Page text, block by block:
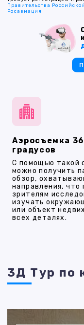
Аэросъемка
градусов
С помощью такой
можно получить
обзор,
направления, что
зрителям
изучать
или объект
всех деталях.
Правительства
Росавиация
3Д Тур по